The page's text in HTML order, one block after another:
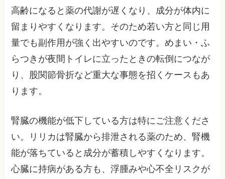
高齢になると薬の代謝が遅くなり、成分が体内に
留まりやすくなります。そのため若い方と同じ用
量でも副作用が強く出やすいのです。めまい・ふ
らつきが夜間トイレに立ったときの転倒につなが
り、股関節骨折など重大な事態を招くケースもあ
ります。
腎臓の機能が低下している方は特にご注意くださ
い。リリカは腎臓から排泄される薬のため、腎機
能が落ちていると成分が蓄積しやすくなります。
心臓に持病がある方も、浮腫みや心不全リスクが